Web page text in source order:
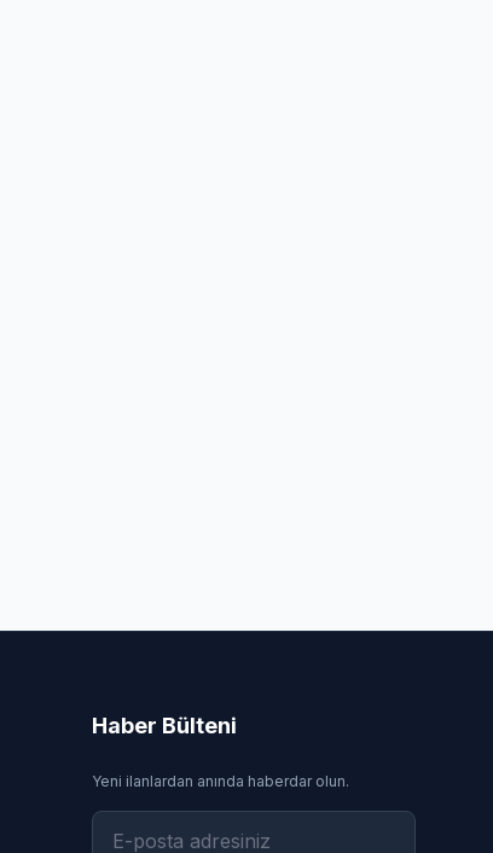
Haber Bülteni
Yeni ilanlardan anında haberdar olun.